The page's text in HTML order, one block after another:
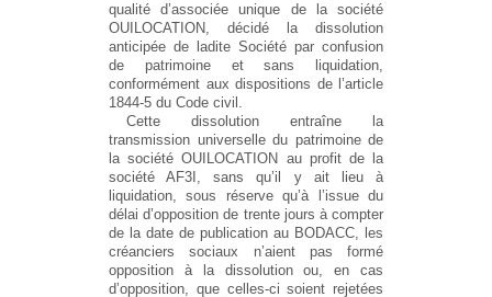
qualité d’associée unique de la société
OUILOCATION, décidé la dissolution
anticipée de ladite Société par confusion
de patrimoine et sans liquidation,
conformément aux dispositions de l’article
1844-5 du Code civil.
Cette dissolution entraîne la
transmission universelle du patrimoine de
la société OUILOCATION au profit de la
société AF3I, sans qu’il y ait lieu à
liquidation, sous réserve qu’à l’issue du
délai d’opposition de trente jours à compter
de la date de publication au BODACC, les
créanciers sociaux n’aient pas formé
opposition à la dissolution ou, en cas
d’opposition, que celles-ci soient rejetées